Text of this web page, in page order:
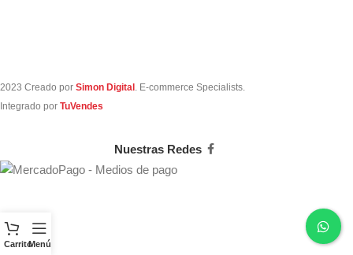
2023 Creado por Simon Digital . E-commerce Specialists.
Integrado por TuVendes
Nuestras Redes
CarritoMenú